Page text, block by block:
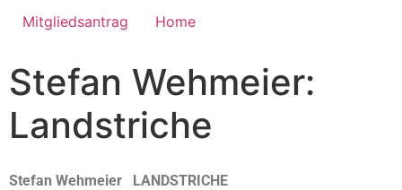
Mitgliedsantrag
Home
Stefan Wehmeier:
Landstriche
Stefan Wehmeier LANDSTRICHE